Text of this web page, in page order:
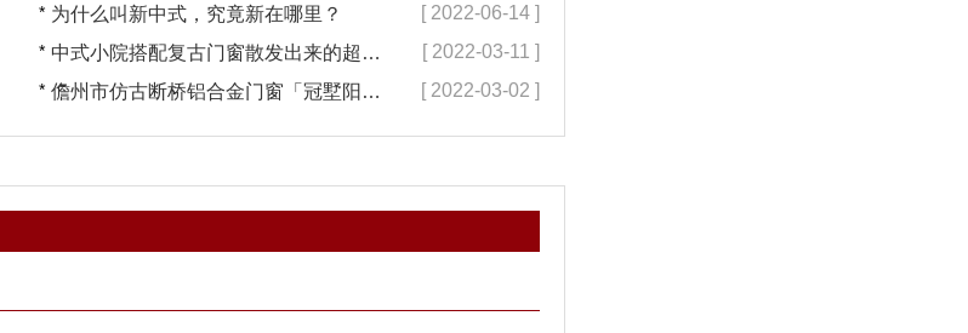
* 为什么叫新中式，究竟新在哪里？ [ 2022-06-14 ]
* 中式小院搭配复古门窗散发出来的超凡气质 「冠墅阳光」 [ 2022-03-11 ]
* 儋州市仿古断桥铝合金门窗「冠墅阳光」 [ 2022-03-02 ]